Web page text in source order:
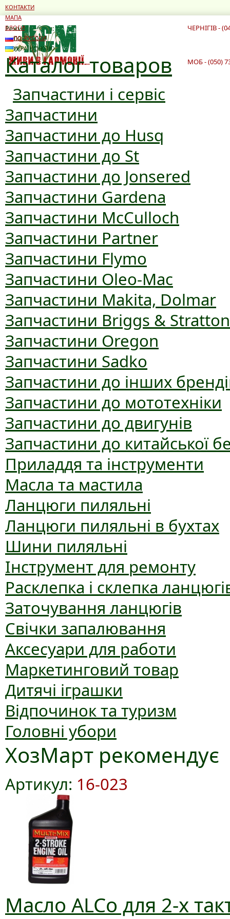
Режим роботи:
10:00 - 19:00
10:00 - 16:00
ЧЕРНІГІВ -
Каталог товаров
Запчастини і сервіс
Запчастини
Запчастини до Husq
Запчастини до St
Запчастини до Jonsered
Запчастини Gardena
Запчастини McCulloch
Запчастини Partner
Запчастини Flymo
Запчастини Oleo-Mac
Запчастини Makita, Dolmar
Запчастини Briggs & Stratton
Запчастини Oregon
Запчастини Sadko
Запчастини до інших
Запчастини до мототехніки
Запчастини до двигунів
Запчастини до китайської
Приладдя та інструменти
Масла та мастила
Ланцюги пиляльні
Ланцюги пиляльні в бухтах
Шини пиляльні
Інструмент для ремонту
Расклепка і склепка
Заточування ланцюгів
Свічки запалювання
Аксесуари для работи
Маркетинговий товар
Дитячі іграшки
Відпочинок та туризм
Головні убори
ХозМарт рекомендує
Артикул: 16-023
Масло ALCo для 2-х
МОБ - (050)
КОНТАКТИ
МАПА
БЛОГИ
ПО-РУССКИ
УКРАЇНСЬКОЮ